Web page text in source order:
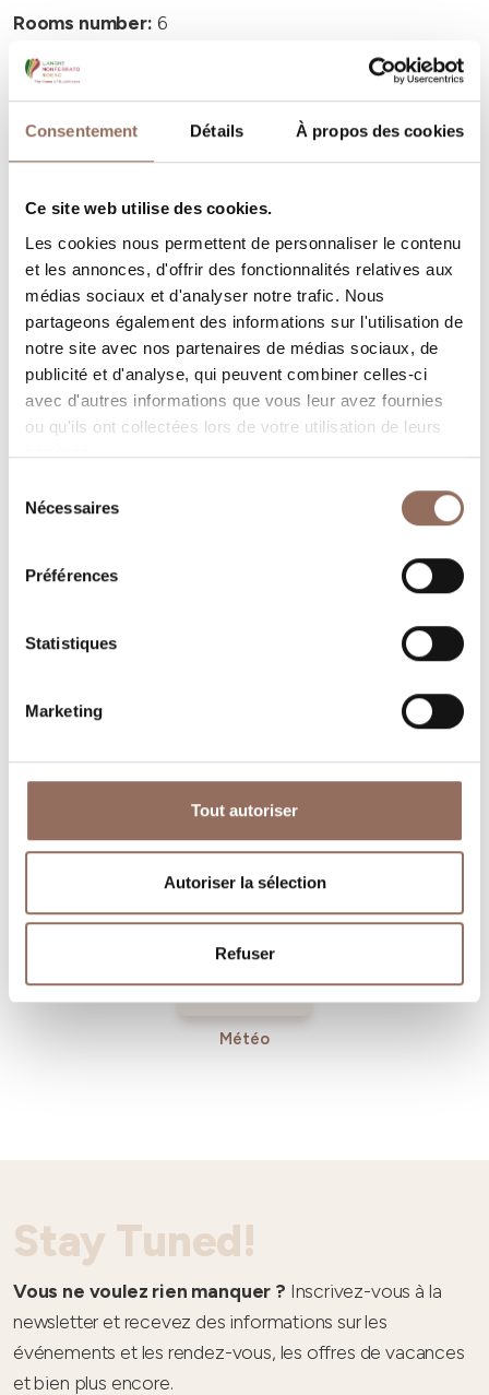
Consentement Détails À propos des cookies
Ce site web utilise des cookies.
Les cookies nous permettent de personnaliser le contenu
et les annonces, d'offrir des fonctionnalités relatives aux
médias sociaux et d'analyser notre trafic. Nous
partageons également des informations sur l'utilisation de
notre site avec nos partenaires de médias sociaux, de
publicité et d'analyse, qui peuvent combiner celles-ci
avec d'autres informations que vous leur avez fournies
ou qu'ils ont collectées lors de votre utilisation de leurs
services.
Nécessaires
Préférences
Statistiques
Marketing
Tout autoriser
Autoriser la sélection
Refuser
Rooms number: 6
Nombre de salles de bains:
Vos vacances
Programmez où dormir, où manger, quoi faire et visiter
dans chaque coin de Langhe Monferrato Roero, tout en
gardant un œil sur la météo en temps réel
Entrant
Météo
Stay Tuned!
Vous ne voulez rien manquer ? Inscrivez-vous à la
newsletter et recevez des informations sur les
événements et les rendez-vous, les offres de vacances
et bien plus encore.